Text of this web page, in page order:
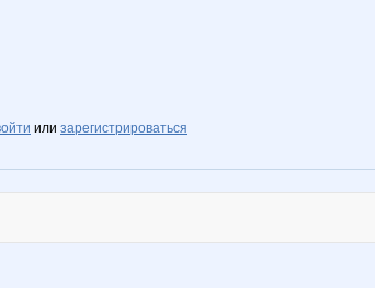
или зарегистрироваться